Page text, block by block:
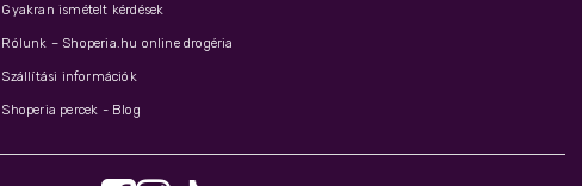
Gyakran ismételt kérdések
Rólunk – Shoperia.hu online drogéria
Szállítási információk
Shoperia percek - Blog